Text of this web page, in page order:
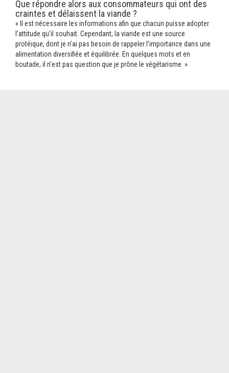
Que répondre alors aux consommateurs qui ont des
craintes et délaissent la viande ?
« Il est nécessaire les informations afin que chacun puisse adopter
l’attitude qu’il souhait. Cependant, la viande est une source
protéique, dont je n’ai pas besoin de rappeler l’importance dans une
alimentation diversifiée et équilibrée. En quelques mots et en
boutade, il n’est pas question que je prône le végétarisme. »